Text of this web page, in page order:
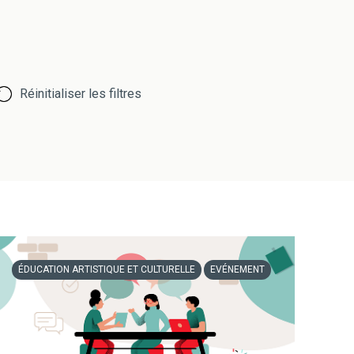
Réinitialiser les filtres
ÉDUCATION ARTISTIQUE ET CULTURELLE EVÉNEMENT